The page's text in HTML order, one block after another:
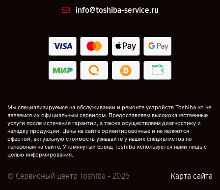
info@toshiba-service.ru
Мы специализируемся на обслуживании и ремонте устройств Toshiba но не
являемся их официальным сервисом. Предоставляем высококачественные
услуги после истечения гарантии, а также осуществляем диагностику и
наладку продукции. Цены на сайте ориентировочные и не являются
офертой, актуальную стоимость узнавайте у наших специалистов по
телефонам на сайте. Упомянутый бренд Toshiba используется нами лишь с
целью информирования.
© Сервисный центр Toshiba - 2026 Карта сайта